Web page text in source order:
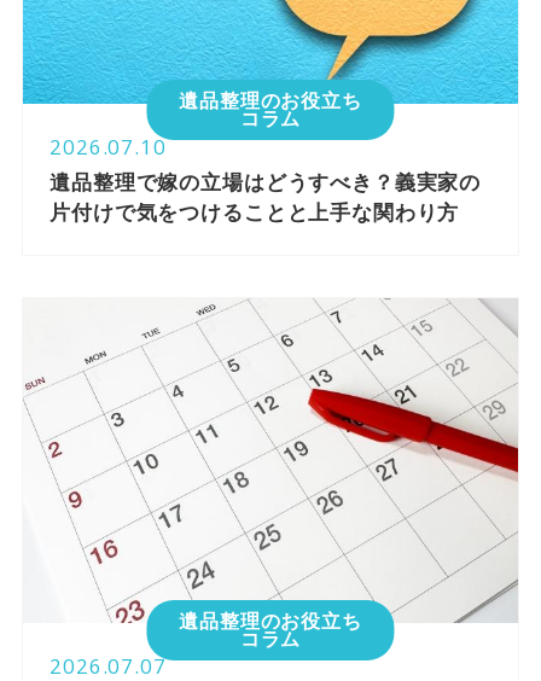
遺品整理のお役立ち
コラム
2026.07.10
遺品整理で嫁の立場はどうすべき？義実家の
片付けで気をつけることと上手な関わり方
遺品整理のお役立ち
コラム
2026.07.07